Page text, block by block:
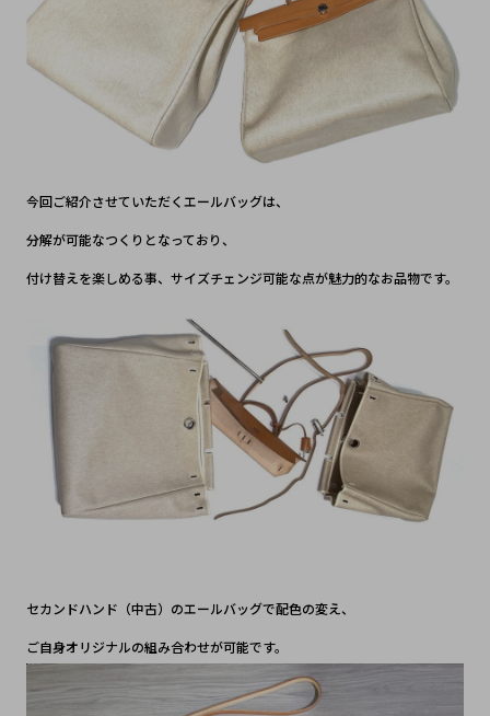
今回ご紹介させていただくエールバッグは、
分解が可能なつくりとなっており、
付け替えを楽しめる事、サイズチェンジ可能な点が魅力的なお品物です。
セカンドハンド（中古）のエールバッグで配色の変え、
ご自身オリジナルの組み合わせが可能です。